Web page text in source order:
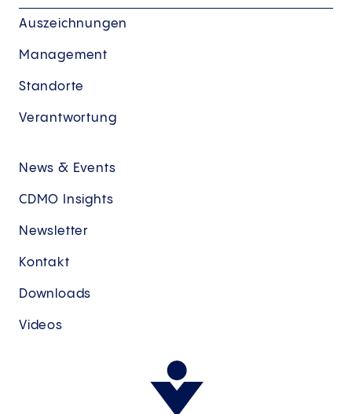
Auszeichnungen
Management
Standorte
Verantwortung
News & Events
CDMO Insights
Newsletter
Kontakt
Downloads
Videos